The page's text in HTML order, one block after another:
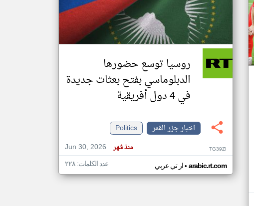
تغيير الدولة
اخبار جزر القمر على مدار الساعة
أهم اخبار جزر القمر العاجلة والمباشرة
روسيا توسع حضورها
الدبلوماسي بفتح بعثات جديدة
في 4 دول أفريقية
اخبار جزر القمر
Politics
Jun 30, 2026
منذ شهر TG39ZI
ار تي عربي• arabic.rt.com عدد الكلمات: ٢٢٨
klyoum.com